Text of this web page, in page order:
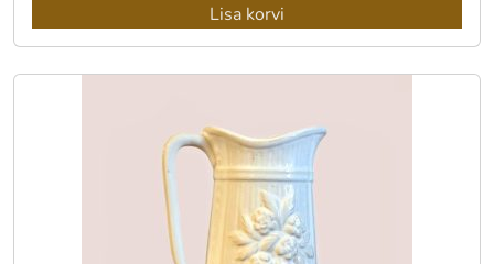
Lisa korvi